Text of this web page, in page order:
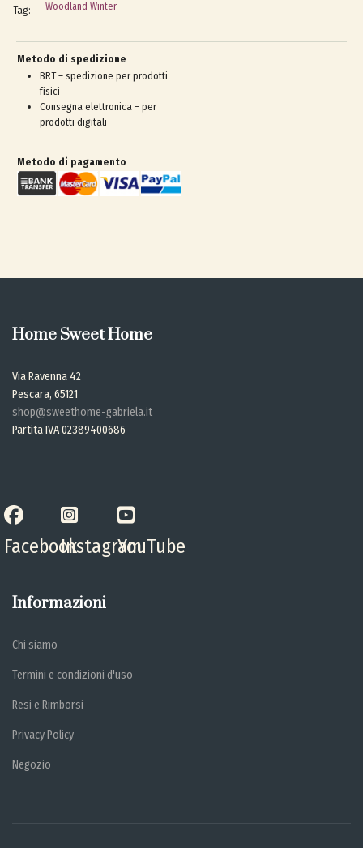
Woodland Winter
Metodo di spedizione
BRT – spedizione per prodotti
fisici
Consegna elettronica – per
prodotti digitali
Metodo di pagamento
Home Sweet Home
Via Ravenna 42
Pescara, 65121
shop@sweethome-gabriela.it
Partita IVA 02389400686
FacebookInstagramYouTube
Informazioni
Chi siamo
Termini e condizioni d'uso
Resi e Rimborsi
Privacy Policy
Negozio